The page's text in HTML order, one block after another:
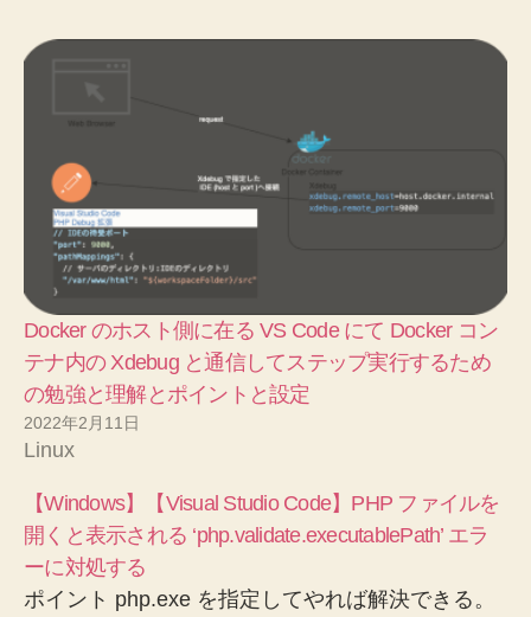
Docker のホスト側に在る VS Code にて Docker コン
テナ内の Xdebug と通信してステップ実行するため
の勉強と理解とポイントと設定
2022年2月11日
Linux
【Windows】【Visual Studio Code】PHP ファイルを
開くと表示される ‘php.validate.executablePath’ エラ
ーに対処する
ポイント php.exe を指定してやれば解決できる。